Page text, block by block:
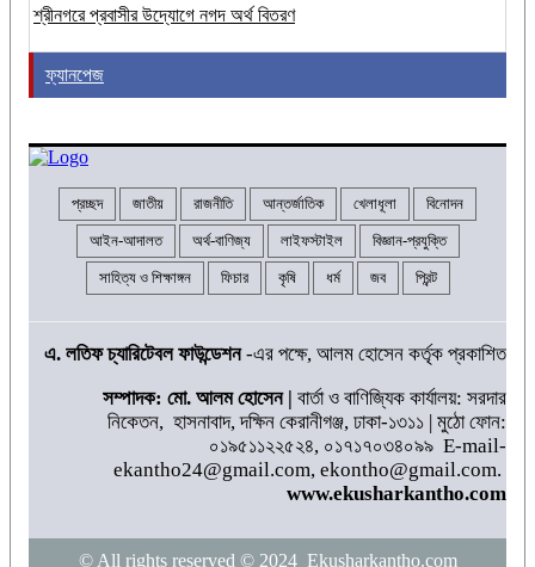
শ্রীনগরে প্রবাসীর উদ্যোগে নগদ অর্থ বিতরণ
ফ্যানপেজ
প্রচ্ছদ জাতীয় রাজনীতি আন্তর্জাতিক খেলাধূলা বিনোদন
আইন-আদালত অর্থ-বাণিজ্য লাইফস্টাইল বিজ্ঞান-প্রযুক্তি
সাহিত্য ও শিক্ষাঙ্গন ফিচার কৃষি ধর্ম জব প্রিন্ট
এ. লতিফ চ্যারিটেবল ফাউন্ডেশন-এর পক্ষে, আলম হোসেন কর্তৃক প্রকাশিত
সম্পাদক: মো. আলম হোসেন | বার্তা ও বাণিজ্যিক কার্যালয়: সরদার
নিকেতন, হাসনাবাদ, দক্ষিন কেরানীগঞ্জ, ঢাকা-১৩১১ | মুঠো ফোন:
০১৯৫১১২২৫২৪, ০১৭১৭০৩৪০৯৯ E-mail-
ekantho24@gmail.com, ekontho@gmail.com.
www.ekusharkantho.com
© All rights reserved © 2024 Ekusharkantho.com